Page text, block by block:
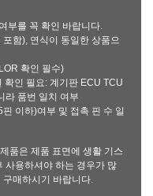
부를 꼭 확인 바랍니다.
함), 연식이 동일한 상품으
확인 필수)
인 필요: 계기판 ECU TCU
라 품번 일치 여부
이하)여부 및 접촉 핀 수 일
품은 제품 표면에 생활 기스
사용하셔야 하는 경우가 많
구매하시기 바랍니다.